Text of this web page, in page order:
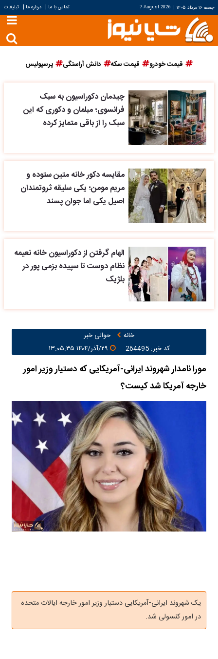
جمعه ۱۶ مرداد ۱۴۰۵ |
7 August 2026 تماس با ما | درباره ما | تبلیغات
قیمت خودرو قیمت سکه دانش آراستگی پرسپولیس
چیدمان دکوراسیون به سبک
فرانسوی؛ مبلمان و دکوری که این
سبک را از باقی متمایز کرده
مقایسه دکور خانه متین ستوده و
مریم مومن؛ یکی سلیقه ثروتمندان
اصیل یکی اما جوان پسند
الهام گرفتن از دکوراسیون خانه نعیمه
نظام دوست تا سپیده بزمی پور در
بلژیک
خانه
حوالی خبر
کد خبر: 264495
مورا نامدار شهروند ایرانی-آمریکایی که دستیار وزیر امور
خارجه آمریکا شد کیست؟
یک شهروند ایرانی-آمریکایی دستیار وزیر امور خارجه ایالات متحده
در امور کنسولی شد.